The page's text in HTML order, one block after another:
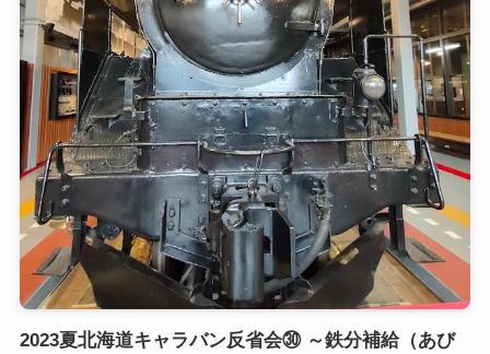
2023夏北海道キャラバン反省会㉚ ～鉄分補給（あび